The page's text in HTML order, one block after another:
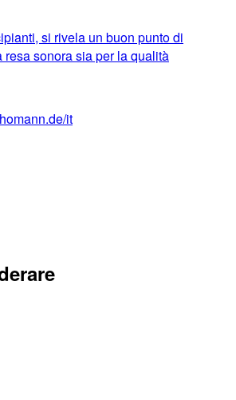
si rivela un buon punto di
resa sonora sia per la qualità
it